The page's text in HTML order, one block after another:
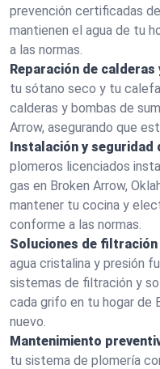
prevención certificadas
mantienen el agua de tu
a las normas.
Reparación de
tu sótano seco y tu
calderas y bombas de
Arrow, asegurando que
Instalación y seguridad
plomeros licenciados
gas en Broken Arrow,
mantener tu cocina y
conforme a las normas.
Soluciones de filtración
agua cristalina y presión
sistemas de filtración y
cada grifo en tu hogar de
nuevo.
Mantenimiento
tu sistema de plomería